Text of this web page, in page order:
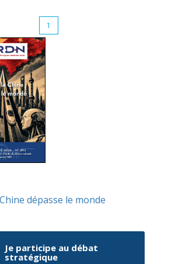
1
dépasse le monde
Je participe au débat
stratégique